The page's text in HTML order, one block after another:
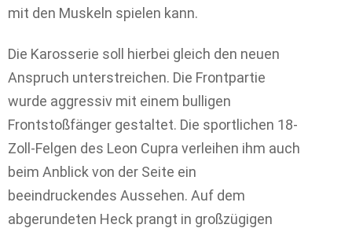
mit den Muskeln spielen kann.
Die Karosserie soll hierbei gleich den neuen
Anspruch unterstreichen. Die Frontpartie
wurde aggressiv mit einem bulligen
Frontstoßfänger gestaltet. Die sportlichen 18-
Zoll-Felgen des Leon Cupra verleihen ihm auch
beim Anblick von der Seite ein
beeindruckendes Aussehen. Auf dem
abgerundeten Heck prangt in großzügigen